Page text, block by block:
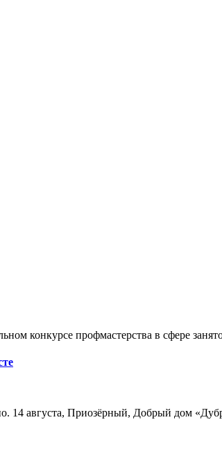
конкурсе профмастерства в сфере
14 августа, Приозёрный, Добрый дом